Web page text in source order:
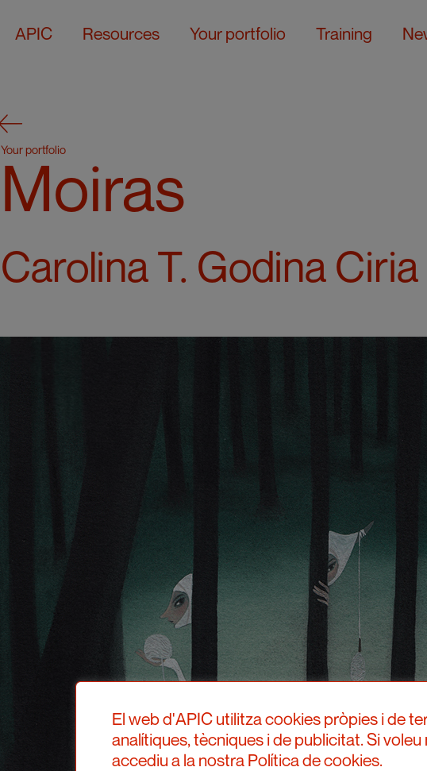
APIC Resources Your portfolio Training
Your portfolio
Moiras
Carolina T. Godina Ciria
El web d'APIC utilitza cookies pròpies i de
analítiques, tècniques i de publicitat. Si
accediu a la nostra Política de cookies.